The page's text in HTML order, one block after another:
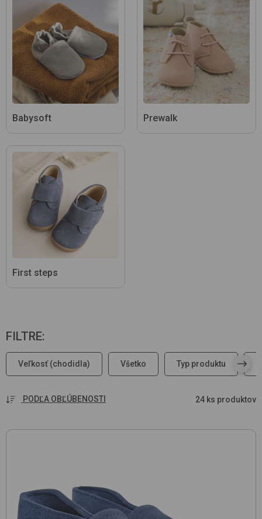
Babysoft Prewalk
First steps
FILTRE:
Veľkosť (chodidla) Všetko Typ produktu
PODĽA OBĽÚBENOSTI 24 ks produktov